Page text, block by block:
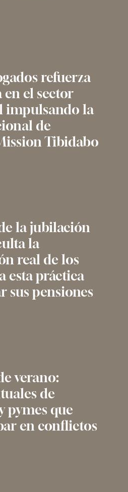
refuerza
en el sector
impulsando la
de
Tibidabo
la jubilación
la
real de los
esta práctica
sus pensiones
verano:
de
pymes que
en conflictos